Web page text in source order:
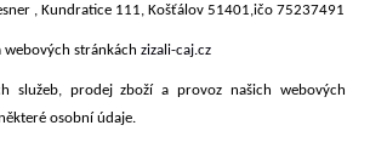
, Kundratice 111, Košťálov 51401,ičo 75237491
webových stránkách zizali-caj.cz
služeb, prodej zboží a provoz našich webových
osobní údaje.